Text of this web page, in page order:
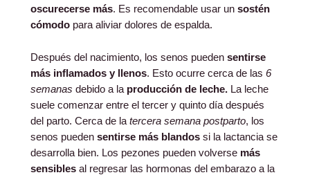
oscurecerse más. Es recomendable usar un sostén
cómodo para aliviar dolores de espalda.
Después del nacimiento, los senos pueden sentirse
más inflamados y llenos. Esto ocurre cerca de las 6
semanas debido a la producción de leche. La leche
suele comenzar entre el tercer y quinto día después
del parto. Cerca de la tercera semana postparto, los
senos pueden sentirse más blandos si la lactancia se
desarrolla bien. Los pezones pueden volverse más
sensibles al regresar las hormonas del embarazo a la